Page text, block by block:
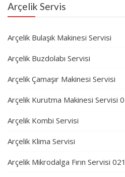
Arçelik Servis
Arçelik Bulaşık Makinesi Servisi
Arçelik Buzdolabı Servisi
Arçelik Çamaşır Makinesi Servisi
Arçelik Kurutma Makinesi Servisi
Arçelik Kombi Servisi
Arçelik Klima Servisi
Arçelik Mikrodalga Fırın Servisi